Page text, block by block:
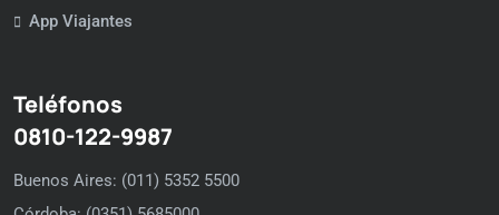
App Viajantes
Teléfonos
0810-122-9987
Buenos Aires: (011) 5352 5500